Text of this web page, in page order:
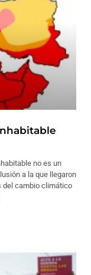
no es un
a la que llegaron
del cambio climático